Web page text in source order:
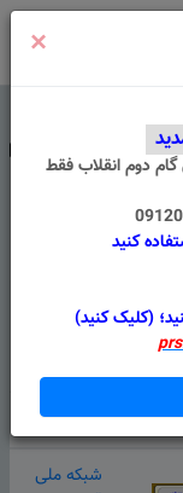
دسته بندی
شبکه ملی
×
دوم انقلابفقط
کنید
(کلیک کنید)